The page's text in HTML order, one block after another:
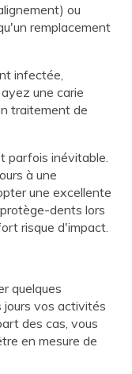
ou
remplacement
infectée,
une carie
traitement de
parfois inévitable.
à une
une excellente
dents lors
risque d'impact.
quelques
jours vos activités
des cas, vous
en mesure de